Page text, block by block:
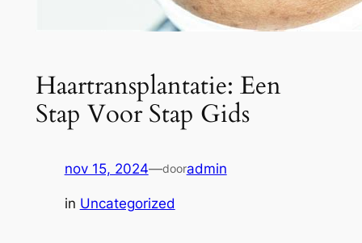
Haartransplantatie: Een
Stap Voor Stap Gids
nov 15, 2024—dooradmin
in Uncategorized